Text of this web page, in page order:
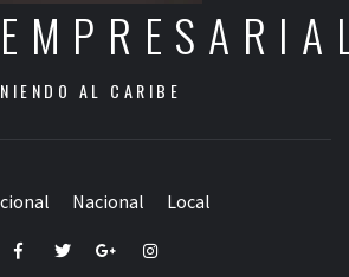
AL CARIBE
Nacional Local
FacebookTwitterGoogle+Instagram